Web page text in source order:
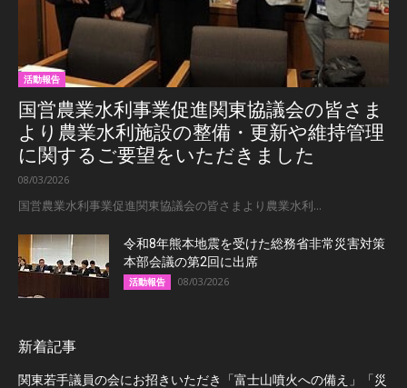
活動報告
国営農業水利事業促進関東協議会の皆さま
より農業水利施設の整備・更新や維持管理
に関するご要望をいただきました
08/03/2026
国営農業水利事業促進関東協議会の皆さまより農業水利...
令和8年熊本地震を受けた総務省非常災害対策
本部会議の第2回に出席
活動報告 08/03/2026
新着記事
関東若手議員の会にお招きいただき「富士山噴火への備え」「災